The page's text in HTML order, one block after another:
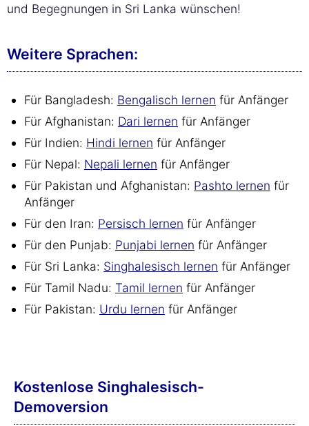
und Begegnungen in Sri Lanka wünschen!
Weitere Sprachen:
Für Bangladesh: Bengalisch lernen für Anfänger
Für Afghanistan: Dari lernen für Anfänger
Für Indien: Hindi lernen für Anfänger
Für Nepal: Nepali lernen für Anfänger
Für Pakistan und Afghanistan: Pashto lernen für
Anfänger
Für den Iran: Persisch lernen für Anfänger
Für den Punjab: Punjabi lernen für Anfänger
Für Sri Lanka: Singhalesisch lernen für Anfänger
Für Tamil Nadu: Tamil lernen für Anfänger
Für Pakistan: Urdu lernen für Anfänger
Kostenlose Singhalesisch-
Demoversion